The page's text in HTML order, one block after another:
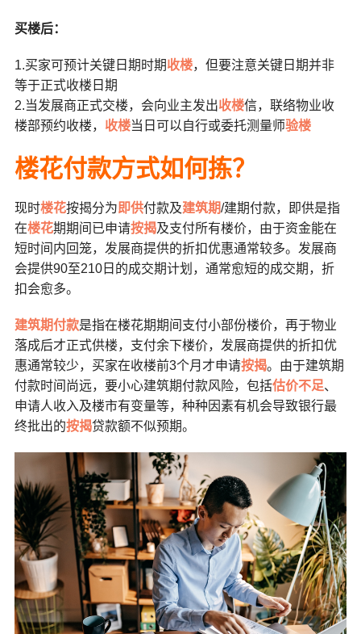
买楼后：
1.买家可预计关键日期时期收楼，但要注意关键日期并非
等于正式收楼日期
2.当发展商正式交楼，会向业主发出收楼信，联络物业收
楼部预约收楼， 收楼当日可以自行或委托测量师验楼
楼花付款方式如何拣？
现时楼花按揭分为即供付款及建筑期/建期付款，即供是指
在楼花期期间已申请按揭及支付所有楼价，由于资金能在
短时间内回笼，发展商提供的折扣优惠通常较多。发展商
会提供90至210日的成交期计划，通常愈短的成交期，折
扣会愈多。
建筑期付款是指在楼花期期间支付小部份楼价，再于物业
落成后才正式供楼，支付余下楼价，发展商提供的折扣优
惠通常较少，买家在收楼前3个月才申请按揭。由于建筑期
付款时间尚远，要小心建筑期付款风险，包括估价不足、
申请人收入及楼市有变量等，种种因素有机会导致银行最
终批出的按揭贷款额不似预期。